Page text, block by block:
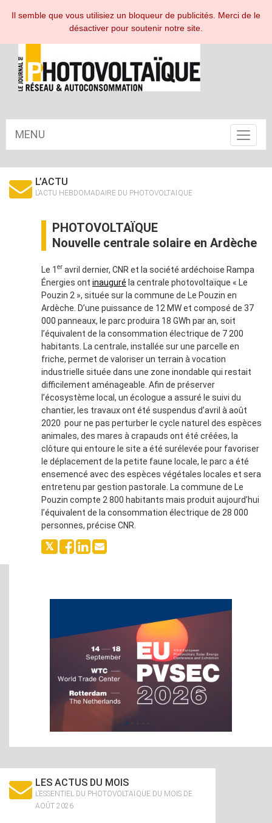
ESPACE ABONNÉ
MENU
Toggle
L’ACTU
L’ACTU HEBDOMADAIRE DU PHOTOVOLTAÏQUE
PHOTOVOLTAÏQUE
Nouvelle centrale solaire en Ardèche
Le 1 er avril dernier, CNR et la société ardéchoise Rampa
Énergies ont inauguré la centrale photovoltaïque « Le
Pouzin 2 », située sur la commune de Le Pouzin en
Ardèche. D’une puissance de 12 MW et composé de 37
000 panneaux, le parc produira 18 GWh par an, soit
l’équivalent de la consommation électrique de 7 200
habitants. La centrale, installée sur une parcelle en
friche, permet de valoriser un terrain à vocation
industrielle située dans une zone inondable qui restait
difficilement aménageable. Afin de préserver
l’écosystème local, un écologue a assuré le suivi du
chantier, les travaux ont été suspendus d’avril à août
2020 pour ne pas perturber le cycle naturel des espèces
animales, des mares à crapauds ont été créées, la
clôture qui entoure le site a été surélevée pour favoriser
le déplacement de la petite faune locale, le parc a été
ensemencé avec des espèces végétales locales et sera
entretenu par gestion pastorale. La commune de Le
Pouzin compte 2 800 habitants mais produit aujourd’hui
l’équivalent de la consommation électrique de 28 000
personnes, précise CNR.
LES ACTUS DU MOIS
L’ESSENTIEL DU PHOTOVOLTAÏQUE DU MOIS DE
AOÛT 2026
Il semble que vous utilisiez un bloqueur de publicités. Merci de le
désactiver pour soutenir notre site.